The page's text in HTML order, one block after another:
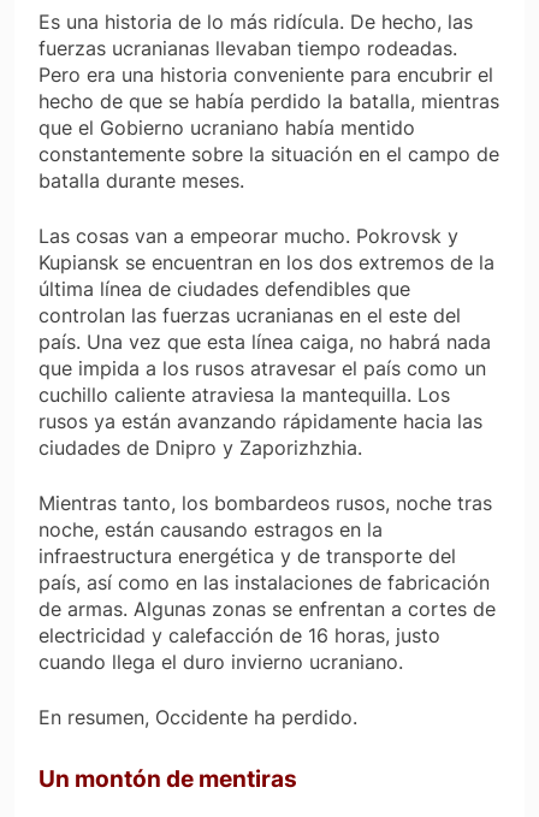
Es una historia de lo más ridícula. De hecho, las
fuerzas ucranianas llevaban tiempo rodeadas.
Pero era una historia conveniente para encubrir el
hecho de que se había perdido la batalla, mientras
que el Gobierno ucraniano había mentido
constantemente sobre la situación en el campo de
batalla durante meses.
Las cosas van a empeorar mucho. Pokrovsk y
Kupiansk se encuentran en los dos extremos de la
última línea de ciudades defendibles que
controlan las fuerzas ucranianas en el este del
país. Una vez que esta línea caiga, no habrá nada
que impida a los rusos atravesar el país como un
cuchillo caliente atraviesa la mantequilla. Los
rusos ya están avanzando rápidamente hacia las
ciudades de Dnipro y Zaporizhzhia.
Mientras tanto, los bombardeos rusos, noche tras
noche, están causando estragos en la
infraestructura energética y de transporte del
país, así como en las instalaciones de fabricación
de armas. Algunas zonas se enfrentan a cortes de
electricidad y calefacción de 16 horas, justo
cuando llega el duro invierno ucraniano.
En resumen, Occidente ha perdido.
Un montón de mentiras